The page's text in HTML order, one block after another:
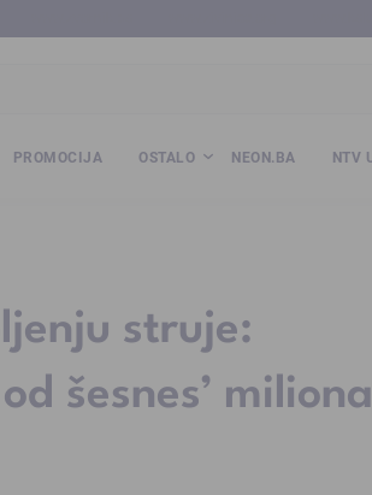
PROMOCIJA OSTALO NEON.BA NTV
struje:
šesnes’